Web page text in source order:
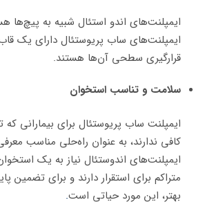
ایمپلنت‌های اندو استئال شبیه به پیچ‌ها
ایمپلنت‌های ساب پریوستئال دارای یک
قرارگیری سطحی آن‌ها هستند.
سلامت و تناسب استخوان
ایمپلنت ساب پریوستئال برای بیمارانی که
کافی ندارند، به عنوان راه‌حلی مناسب
ایمپلنت‌های اندوستئال نیاز به یک
متراکم برای استقرار دارند و برای تضمین
بهتر، این مورد حیاتی است.